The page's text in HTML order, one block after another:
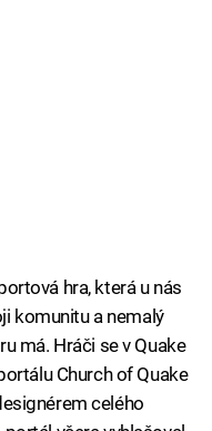
hra, která u nás
komunitu a nemalý
má. Hráči se v Quake
Church of Quake
celého